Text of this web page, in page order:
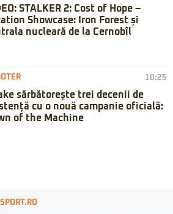
STALKER 2: Cost of Hope –
Showcase: Iron Forest și
nucleară de la Cernobîl
10:25
sărbătorește trei decenii de
cu o nouă campanie oficială:
of the Machine